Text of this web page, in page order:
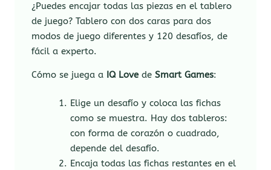
¿Puedes encajar todas las piezas en el tablero
de juego? Tablero con dos caras para dos
modos de juego diferentes y 120 desafíos, de
fácil a experto.
Cómo se juega a IQ LovedeSmart Games:
Elige un desafío y coloca las fichas
como se muestra. Hay dos tableros:
con forma de corazón o cuadrado,
depende del desafío.
Encaja todas las fichas restantes en el